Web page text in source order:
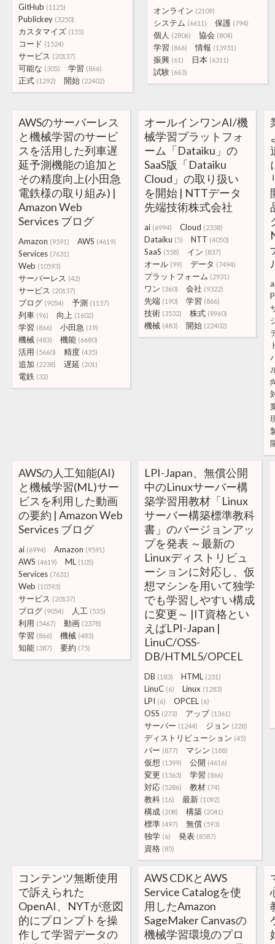
GitHub (1125)
Publickey (3250)
カスタマイズ (155)
コード (1524)
サービス (20137)
可能な (305) 学習 (866)
正式 (1292) 開始 (22402)
オンライン (2109)
システム (6611) 保護 (794)
個人 (2806) 協会 (804)
学習 (866) 情報 (13931)
振興 (61) 日本 (6311)
試験 (663)
AWSのサーバーレス
と機械学習のサービ
スを活用した列車遅
延予測機能の追加と
その精度向上(小田急
電鉄様の取り組み) |
Amazon Web
Services ブログ
Amazon (9591) AWS (4619)
Services (7631)
Web (10593)
サーバーレス (42)
サービス (20137)
ブログ (9054) 予測 (1157)
列車 (96) 向上 (1602)
学習 (866) 小田急 (19)
機械 (483) 機能 (6680)
活用 (5660) 精度 (435)
追加 (2238) 遅延 (201)
電鉄 (32)
オールインワンAI/機
械学習プラットフォ
ーム「Dataiku」の
SaaS版「Dataiku
Cloud」の取り扱い
を開始 | NTTデータ
先端技術株式会社
ai (6994) Cloud (2338)
Dataiku (5) NTT (4050)
SaaS (558) イン (837)
オール (99) データ (7494)
プラットフォーム (2931)
ワン (360) 会社 (9322)
先端 (190) 学習 (866)
技術 (3532) 株式 (8960)
機械 (483) 開始 (22402)
AWSの人工知能(AI)
と機械学習(ML)サー
ビスを利用した動画
の要約 | Amazon Web
Services ブログ
ai (6994) Amazon (9591)
AWS (4619) ML (105)
Services (7631)
Web (10593)
サービス (20137)
ブログ (9054) 人工 (535)
利用 (5467) 動画 (2378)
学習 (866) 機械 (483)
知能 (387) 要約 (75)
LPI-Japan、無償公開
中のLinuxサーバー構
築学習用教材「Linux
サーバー構築標準教科
書」のバージョンアッ
プを発表 ～最新の
Linuxディストリビュ
ーションに対応し、仮
想マシンを用いて独学
でも学習しやすい構成
に変更～ |IT資格とい
えばLPI-Japan |
LinuC/OSS-
DB/HTML5/OPCEL
DB (183) HTML (231)
LinuC (6) Linux (1283)
LPI (6) OPCEL (6)
OSS (273) アップ (1361)
サーバー (1244) ジョン (228)
ディストリビューション (45)
バー (877) マシン (188)
仮想 (1399) 公開 (4616)
変更 (1363) 学習 (866)
対応 (5286) 教材 (74)
教科 (16) 最新 (1092)
構成 (208) 構築 (2041)
標準 (497) 無償 (593)
独学 (6) 発表 (8587)
資格 (85)
コンテンツ無断使用
で訴えられた
OpenAI、NYTが意図
的にプロンプトを操
作して学習データの
AWS CDKとAWS
Service Catalogを使
用したAmazon
SageMaker Canvasの
機械学習環境のプロ